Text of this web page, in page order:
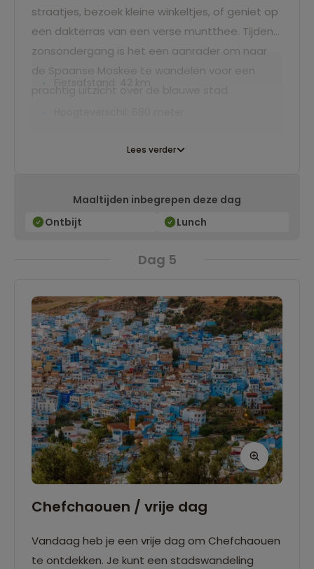
straatjes, bezoek kleine winkeltjes, of geniet op
een dakterras van een verse muntthee. Tijdens
zonsondergang is het een aanrader om naar
de Spaanse Moskee te wandelen voor een
Lees verder
Maaltijden inbegrepen deze dag
Ontbijt
Lunch
Dag 5
Chefchaouen / vrije dag
Vandaag heb je een vrije dag om Chefchaouen
te ontdekken. Je kunt een stadswandeling